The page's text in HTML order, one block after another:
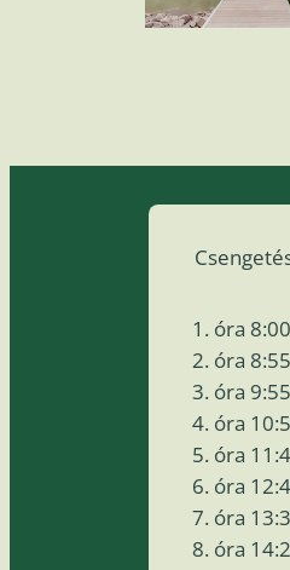
óra
óra
óra
óra
óra
óra
óra
óra